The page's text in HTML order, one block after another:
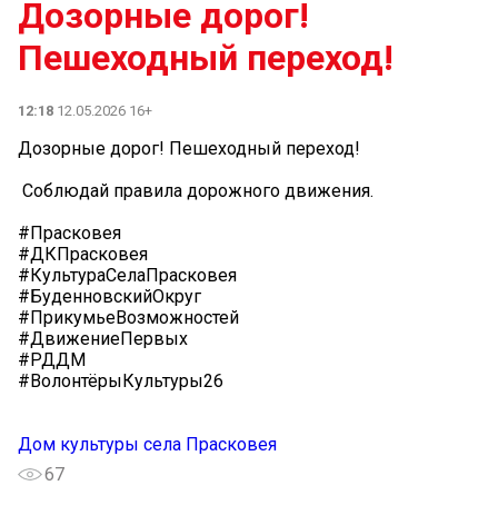
Дозорные дорог!
Пешеходный переход!
12:18 12.05.2026 16+
Дозорные дорог! Пешеходный переход!
️ Соблюдай правила дорожного движения.
#Прасковея
#ДКПрасковея
#КультураСелаПрасковея
#БуденновскийОкруг
#ПрикумьеВозможностей
#ДвижениеПервых
#РДДМ
#ВолонтёрыКультуры26
Дом культуры села Прасковея
67